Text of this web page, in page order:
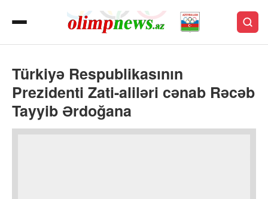
Türkiyə Respublikasının
Prezidenti Zati-aliləri cənab Rəcəb
Tayyib Ərdoğana